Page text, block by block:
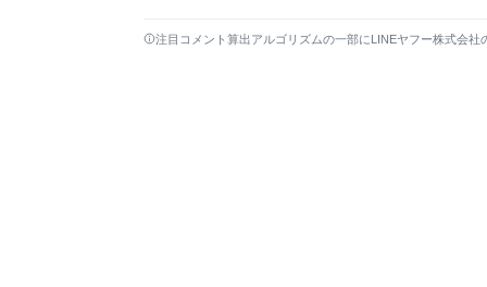
lo
注目コメント算出アルゴリズムの一部にLINEヤフー株式会